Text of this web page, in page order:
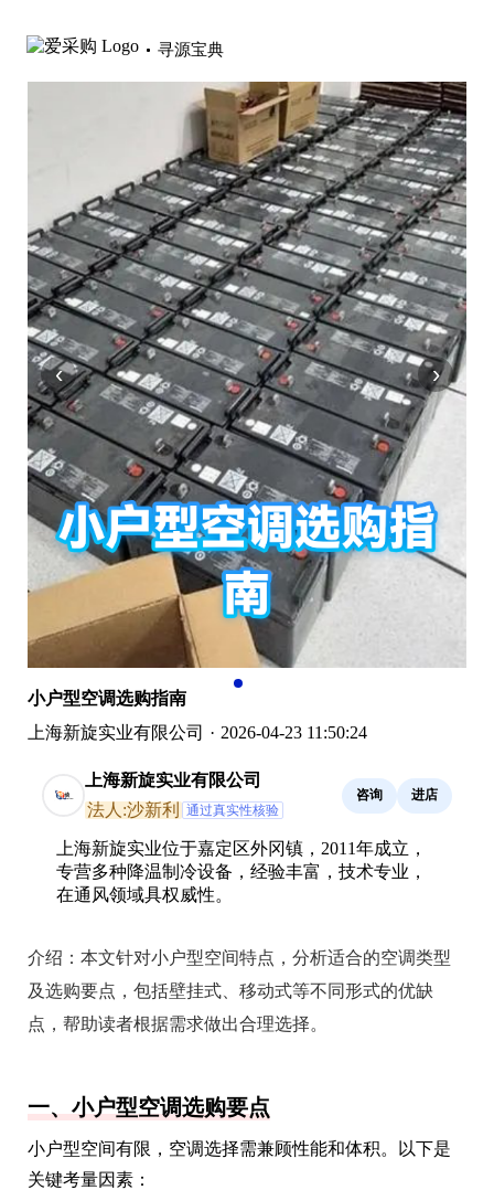
寻源宝典
‹ ›
小户型空调选购指南
上海新旋实业有限公司 · 2026-04-23 11:50:24
上海新旋实业有限公司
法人:沙新利
通过真实性核验
咨询 进店
上海新旋实业位于嘉定区外冈镇，2011年成立，
专营多种降温制冷设备，经验丰富，技术专业，
在通风领域具权威性。
介绍： 本文针对小户型空间特点，分析适合的空调类型
及选购要点，包括壁挂式、移动式等不同形式的优缺
点，帮助读者根据需求做出合理选择。
一、小户型空调选购要点
小户型空间有限，空调选择需兼顾性能和体积。以下是
关键考量因素：